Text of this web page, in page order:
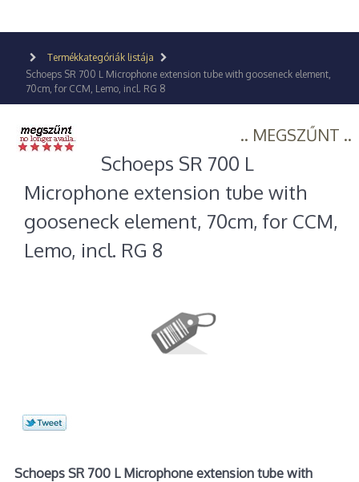
Termékkategóriák listája
Schoeps SR 700 L Microphone extension tube with gooseneck element,
70cm, for CCM, Lemo, incl. RG 8
.. MEGSZŰNT ..
Schoeps SR 700 L
Microphone extension tube with
gooseneck element, 70cm, for CCM,
Lemo, incl. RG 8
Schoeps SR 700 L Microphone extension tube with